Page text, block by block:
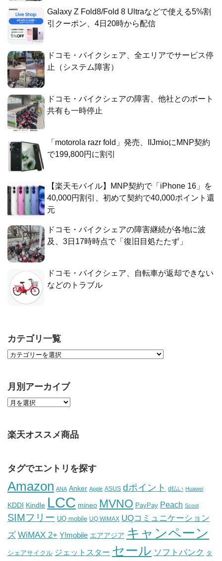
Galaxy Z Fold8/Fold 8 Ultraなどで使える5%割
引クーポン、4日20時から配信
ドコモ・バイクシェア、全エリアでサービス停
止（システム障害）
ドコモ・バイクシェアの障害、他社とのポート
共有も一時停止
「motorola razr fold」発売、IIJmioにMNP契約
で199,800円に割引
【楽天モバイル】MNP契約で「iPhone 16」を
40,000円割引、初めて契約で40,000ポイント還
元
ドコモ・バイクシェアの障害継続が各地に波
及、3日17時時点で「復旧目処たたず」
ドコモ・バイクシェア、自転車が返却できない
などのトラブル
カテゴリ一覧
月別アーカイブ
楽天オススメ商品
タグでエントリを探す
Amazon ANA Anker Apple ASUS dポイント d払い Huawei
KDDI Kindle LCC mineo MVNO PayPay Peach Scoot
SIMフリー UQ mobile UQ WiMAX UQコミュニケーション
ズ WiMAX 2+ Y!mobile エアアジア キャンペーン
シェアサイクル ジェットスター セール ソフトバンク タ